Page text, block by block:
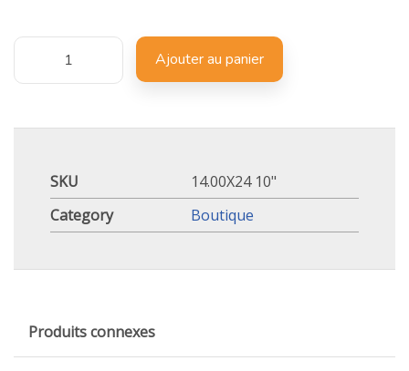
Ajouter au panier
SKU
14.00X24 10"
Category
Boutique
Produits connexes